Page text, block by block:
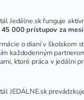
Jedálne.sk funguje
45 000 prístupov za
o dianí v školskom
každodenným
ktoré práca v jedálni
JEDÁLNE.sk